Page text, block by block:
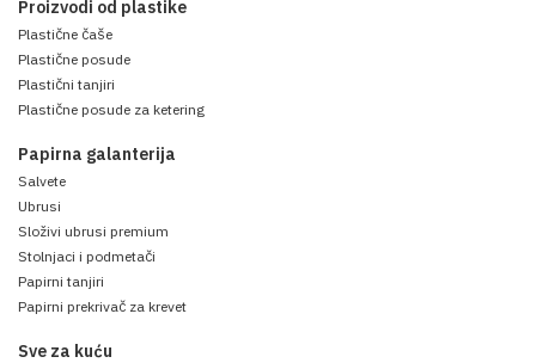
Proizvodi od plastike
Plastične čaše
Plastične posude
Plastični tanjiri
Plastične posude za ketering
Papirna galanterija
Salvete
Ubrusi
Složivi ubrusi premium
Stolnjaci i podmetači
Papirni tanjiri
Papirni prekrivač za krevet
Sve za kuću